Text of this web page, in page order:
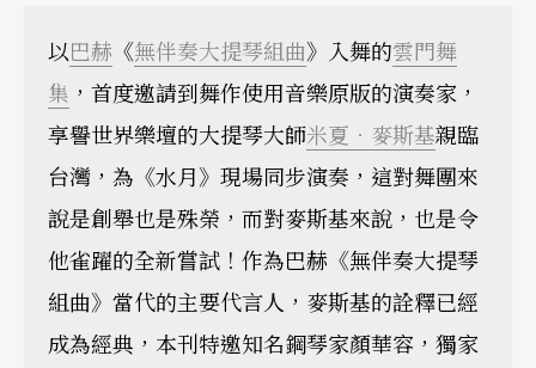
以巴赫 《無伴奏大提琴組曲》入舞的雲門舞
集 ，首度邀請到舞作使用音樂原版的演奏家，
享譽世界樂壇的大提琴大師米夏．麥斯基親臨
台灣，為《水月》現場同步演奏，這對舞團來
說是創舉也是殊榮，而對麥斯基來說，也是令
他雀躍的全新嘗試！作為巴赫《無伴奏大提琴
組曲》當代的主要代言人，麥斯基的詮釋已經
成為經典，本刊特邀知名鋼琴家顏華容，獨家